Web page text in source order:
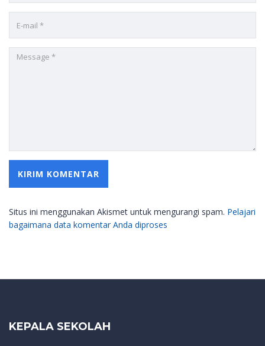
Situs ini menggunakan Akismet untuk mengurangi spam. Pelajari
bagaimana data komentar Anda diproses
KEPALA SEKOLAH